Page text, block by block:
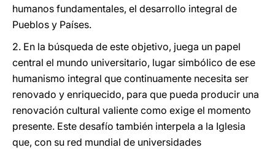
humanos fundamentales, el desarrollo integral de
Pueblos y Países.
2. En la búsqueda de este objetivo, juega un papel
central el mundo universitario, lugar simbólico de ese
humanismo integral que continuamente necesita ser
renovado y enriquecido, para que pueda producir una
renovación cultural valiente como exige el momento
presente. Este desafío también interpela a la Iglesia
que, con su red mundial de universidades